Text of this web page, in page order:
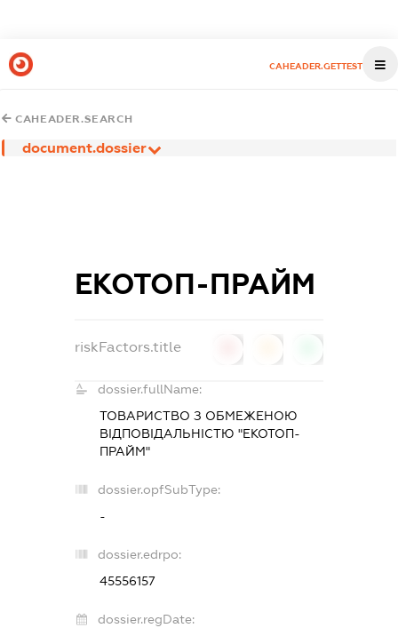
CAHEADER.GETTEST
CAHEADER.SEARCH
document.dossier
ЕКОТОП-ПРАЙМ
riskFactors.title
dossier.fullName:
ТОВАРИСТВО З ОБМЕЖЕНОЮ
ВІДПОВІДАЛЬНІСТЮ "ЕКОТОП-
ПРАЙМ"
dossier.opfSubType:
-
dossier.edrpo:
45556157
dossier.regDate: